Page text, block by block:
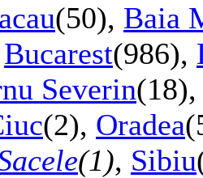
(50), Baia
Bucarest(986),
Severin
(2), Oradea
(1), Sibiu